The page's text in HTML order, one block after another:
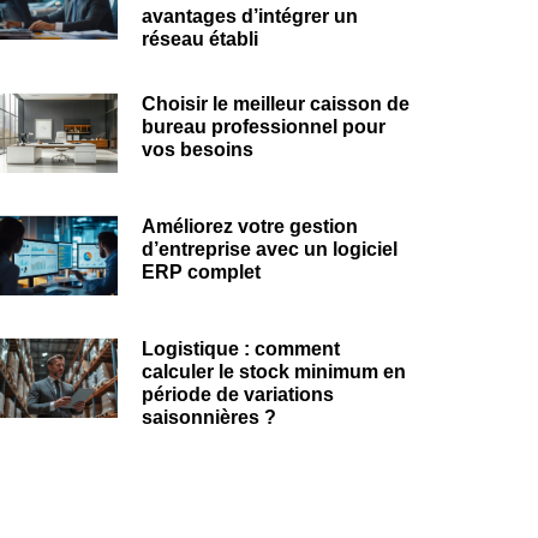
avantages d’intégrer un
réseau établi
Choisir le meilleur caisson de
bureau professionnel pour
vos besoins
Améliorez votre gestion
d’entreprise avec un logiciel
ERP complet
Logistique : comment
calculer le stock minimum en
période de variations
saisonnières ?